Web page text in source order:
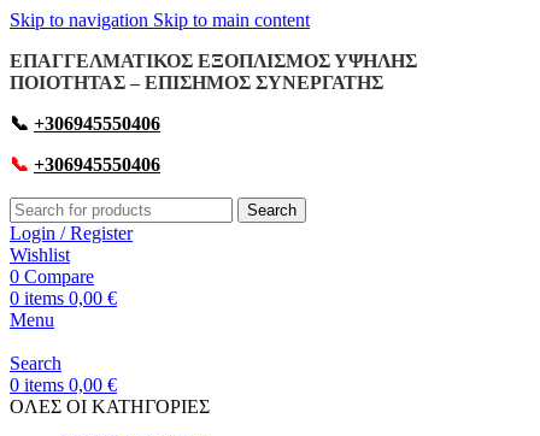
Skip to navigation Skip to main content
ΕΠΑΓΓΕΛΜΑΤΙΚΟΣ ΕΞΟΠΛΙΣΜΟΣ ΥΨΗΛΗΣ
ΠΟΙΟΤΗΤΑΣ – ΕΠΙΣΗΜΟΣ ΣΥΝΕΡΓΑΤΗΣ
📞 +306945550406
📞 +306945550406
Search
Login / Register
Wishlist
0 Compare
0 items 0,00 €
Menu
Search
0 items 0,00 €
OΛΕΣ ΟΙ ΚΑΤΗΓΟΡΙΕΣ